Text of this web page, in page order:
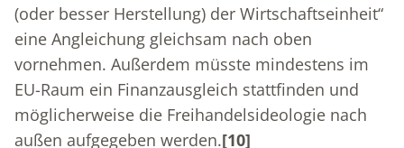
(oder besser Herstellung) der Wirtschaftseinheit“
eine Angleichung gleichsam nach oben
vornehmen. Außerdem müsste mindestens im
EU-Raum ein Finanzausgleich stattfinden und
möglicherweise die Freihandelsideologie nach
außen aufgegeben werden.[10]